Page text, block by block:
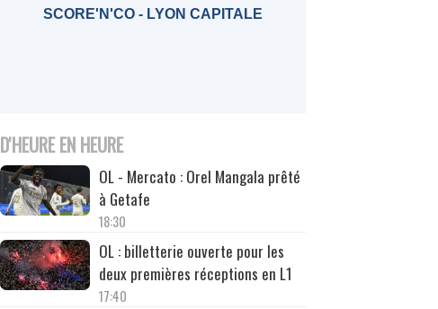
SCORE'N'CO - LYON CAPITALE
D'HEURE EN HEURE
OL - Mercato : Orel Mangala prêté
à Getafe
18:30
OL : billetterie ouverte pour les
deux premières réceptions en L1
17:40